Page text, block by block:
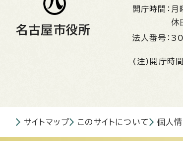
名古屋市役所
開庁時間： 月
休
法人番号：
(注)開庁時
サイトマップ このサイトについて 個人